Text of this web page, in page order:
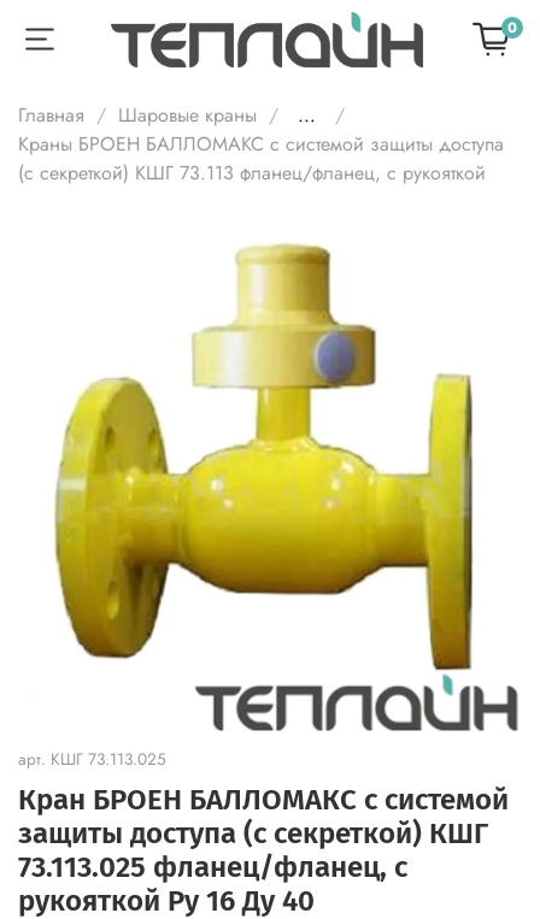
0
Главная Шаровые краны
...
Краны БРОЕН БАЛЛОМАКС с системой защиты доступа
(с секреткой) КШГ 73.113 фланец/фланец, с рукояткой
арт. КШГ 73.113.025
Кран БРОЕН БАЛЛОМАКС с системой
защиты доступа (с секреткой) КШГ
73.113.025 фланец/фланец, с
рукояткой Ру 16 Ду 40